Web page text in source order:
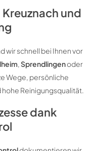
und
wir schnell bei Ihnen vor
,Sprendlingenoder
Wege, persönliche
Reinigungsqualität.
dank